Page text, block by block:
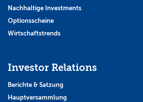
Nachhaltige Investments
Optionsscheine
Wirtschaftstrends
Investor Relations
Berichte & Satzung
Hauptversammlung